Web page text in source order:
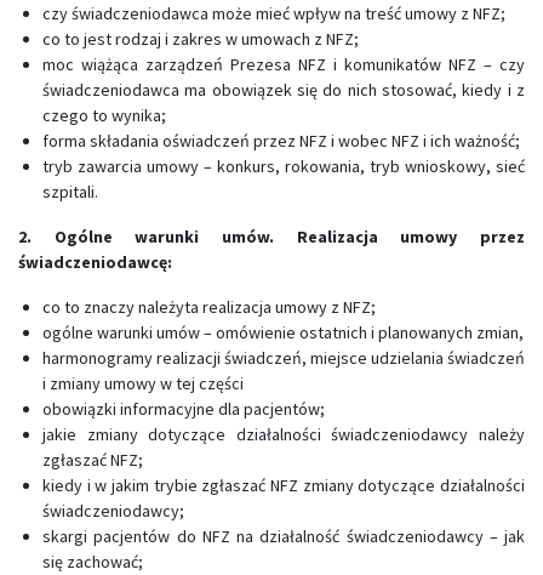
czy świadczeniodawca może mieć wpływ na treść umowy z NFZ;
co to jest rodzaj i zakres w umowach z NFZ;
moc wiążąca zarządzeń Prezesa NFZ i komunikatów NFZ – czy
świadczeniodawca ma obowiązek się do nich stosować, kiedy i z
czego to wynika;
forma składania oświadczeń przez NFZ i wobec NFZ i ich ważność;
tryb zawarcia umowy – konkurs, rokowania, tryb wnioskowy, sieć
szpitali.
2. Ogólne warunki umów. Realizacja umowy przez
świadczeniodawcę:
co to znaczy należyta realizacja umowy z NFZ;
ogólne warunki umów – omówienie ostatnich i planowanych zmian,
harmonogramy realizacji świadczeń, miejsce udzielania świadczeń
i zmiany umowy w tej części
obowiązki informacyjne dla pacjentów;
jakie zmiany dotyczące działalności świadczeniodawcy należy
zgłaszać NFZ;
kiedy i w jakim trybie zgłaszać NFZ zmiany dotyczące działalności
świadczeniodawcy;
skargi pacjentów do NFZ na działalność świadczeniodawcy – jak
się zachować;